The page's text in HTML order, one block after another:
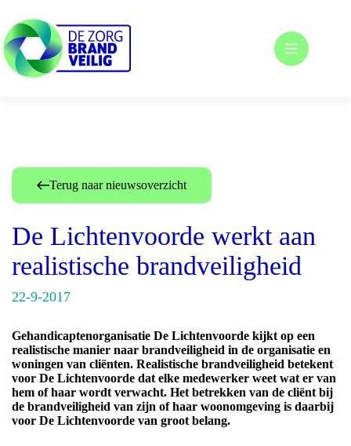
naar
de
inhoud
Terug naar nieuwsoverzicht
De Lichtenvoorde werkt aan
realistische brandveiligheid
22-9-2017
Gehandicaptenorganisatie De Lichtenvoorde kijkt op een
realistische manier naar brandveiligheid in de organisatie en
woningen van cliënten. Realistische brandveiligheid betekent
voor De Lichtenvoorde dat elke medewerker weet wat er van
hem of haar wordt verwacht. Het betrekken van de cliënt bij
de brandveiligheid van zijn of haar woonomgeving is daarbij
voor De Lichtenvoorde van groot belang.